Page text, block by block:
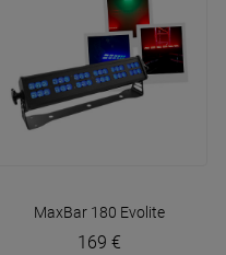
MaxBar 180 Evolite
169 €